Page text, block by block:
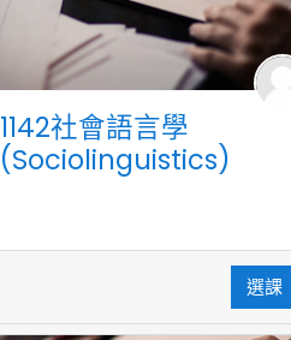
1142社會語言學
(Sociolinguistics)
選課